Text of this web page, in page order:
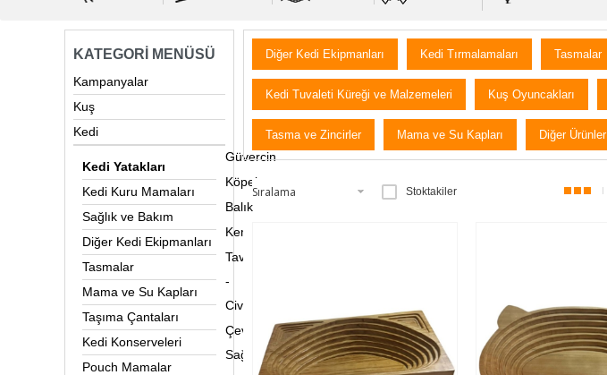
KATEGORI MENÜSÜ
Kampanyalar
Kuş
Kedi
Kedi Yatakları
Kedi Kuru Mamaları
Sağlık ve Bakım
Diğer Kedi Ekipmanları
Tasmalar
Mama ve Su Kapları
Taşıma Çantaları
Kedi Konserveleri
Pouch Mamalar
Güvercin
Köpek
Balık
Kemirgen&Sürüngen
Tavuk
-
Civciv
Çevre
Sağlığı
Diğer Kedi Ekipmanları Kedi Tırmalamaları Tasmalar
Kedi Tuvaleti Küreği ve Malzemeleri Kuş Oyuncakları
Tasma ve Zincirler Mama ve Su Kapları Diğer Ürünler
Stoktakiler